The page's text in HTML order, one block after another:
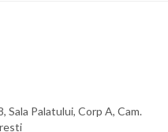
Sala Palatului, Corp A, Cam.